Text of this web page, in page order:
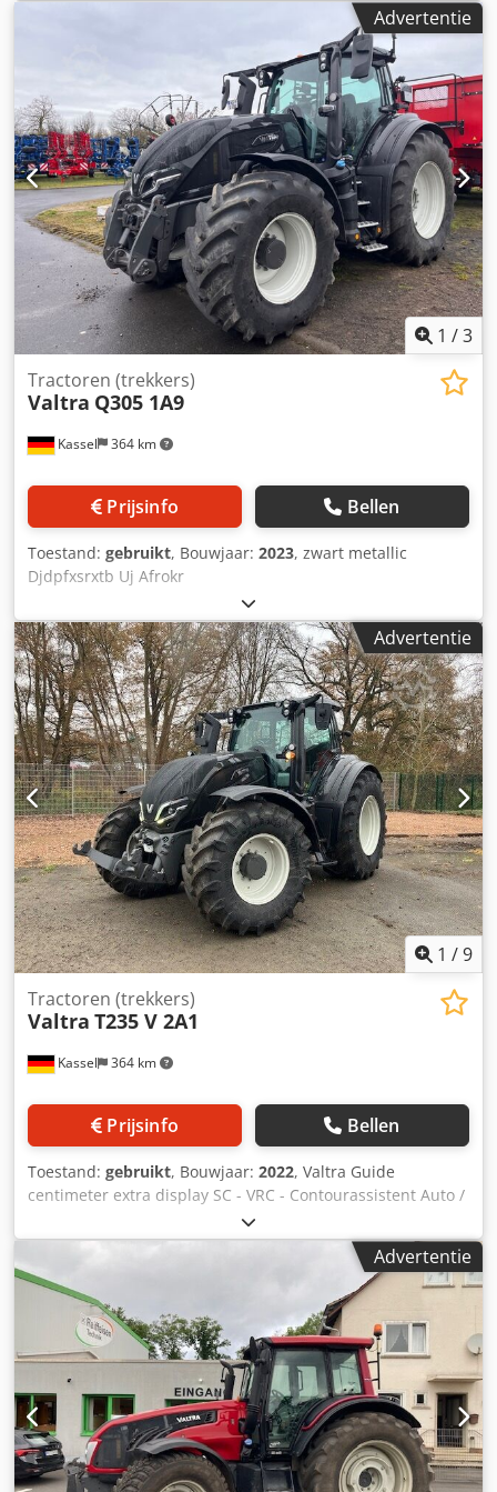
Advertentie
1 /3
Kassel 364 km
Tractoren (trekkers)
Valtra Q305 1A9
Prijsinfo Bellen
Toestand: gebruikt, Bouwjaar: 2023, zwart metallic
Djdpfxsrxtb Uj Afrokr
Advertentie
1 /9
Kassel 364 km
Tractoren (trekkers)
Valtra T235 V 2A1
Prijsinfo Bellen
Toestand: gebruikt, Bouwjaar: 2022, Valtra Guide
centimeter extra display SC - VRC - Contourassistent Auto /
U-Pilot cabinevering Auto Comfort 1 paar frontkoppelingen
voor / Premium werklampen Motor: AgcoPower 7,4L 6-
cilinder motorvoorverwarming / U-Pilot wendmanagement
aan-uit Djdpetq Ey Iefx Afrokr
Advertentie